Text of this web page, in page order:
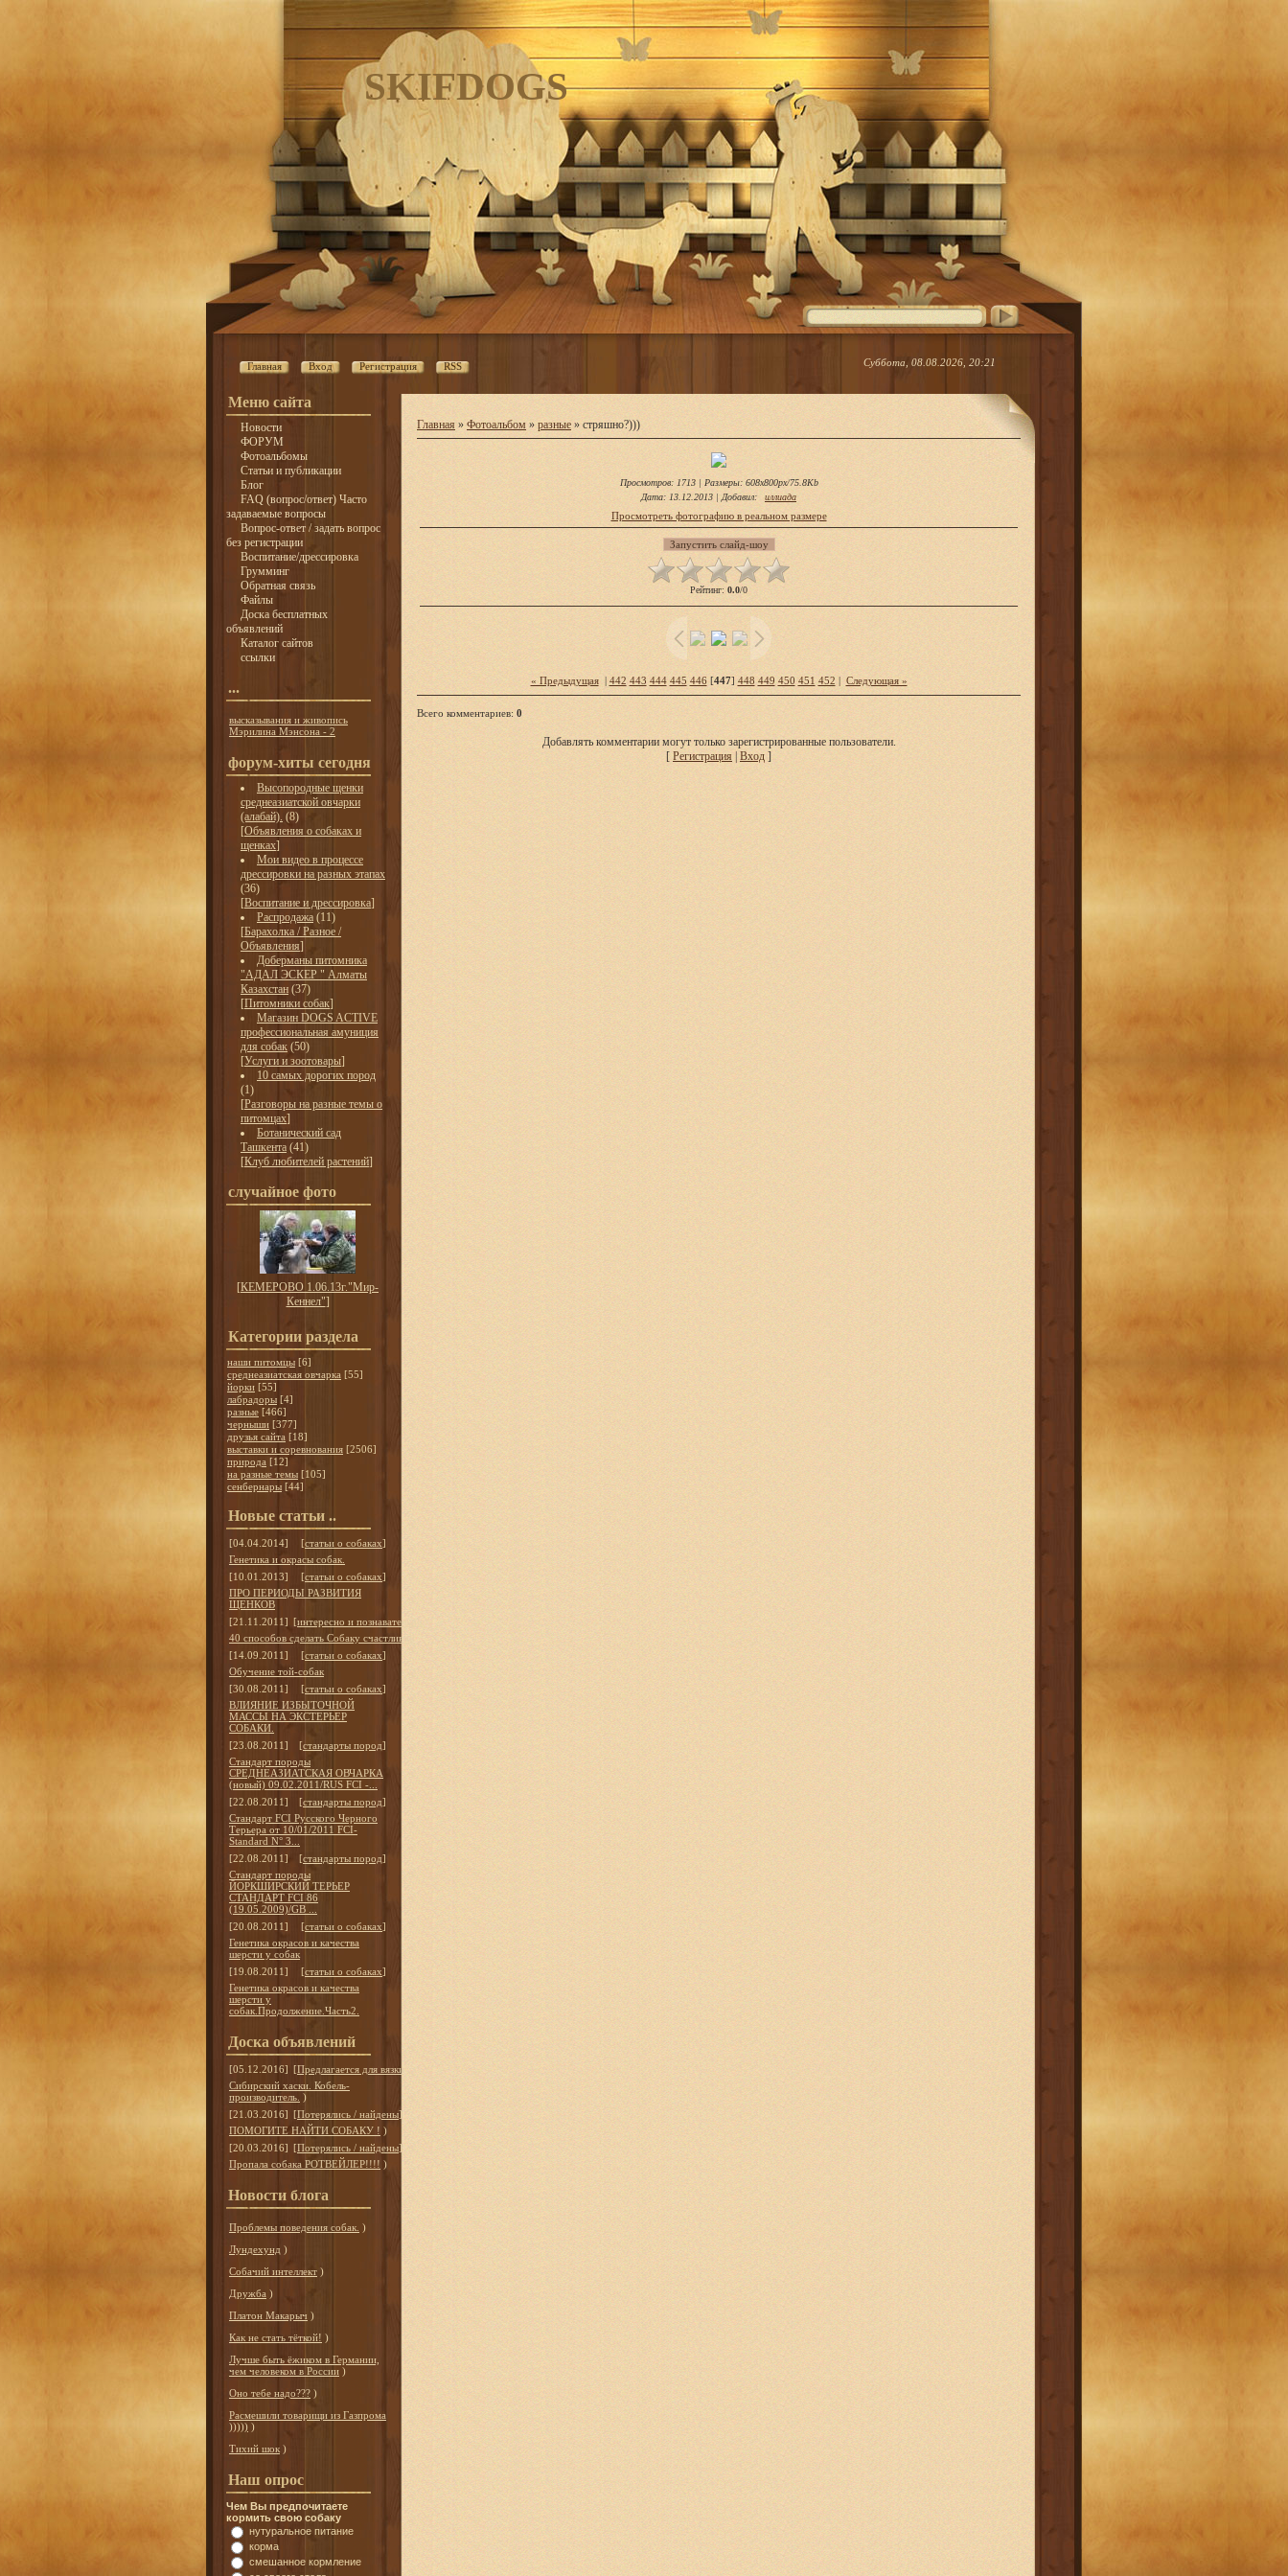
SKIFDOGS
Главная Вход Регистрация RSS Суббота, 08.08.2026, 20:21
Меню сайта
Новости
ФОРУМ
Фотоальбомы
Статьи и публикации
Блог
FAQ (вопрос/ответ) Часто
задаваемые вопросы
Вопрос-ответ / задать вопрос
без регистрации
Воспитание/дрессировка
Грумминг
Обратная связь
Файлы
Доска бесплатных
объявлений
Каталог сайтов
ссылки
...
высказывания и живопись
Мэрилина Мэнсона - 2
форум-хиты сегодня
Высопородные щенки
среднеазиатской овчарки
(алабай). (8)
[Объявления о собаках и
щенках]
Мои видео в процессе
дрессировки на разных этапах
(36)
[Воспитание и дрессировка]
Распродажа (11)
[Барахолка / Разное /
Объявления]
Доберманы питомника
"АДАЛ ЭСКЕР " Алматы
Казахстан (37)
[Питомники собак]
Магазин DOGS ACTIVE
профессиональная амуниция
для собак (50)
[Услуги и зоотовары]
10 самых дорогих пород
(1)
[Разговоры на разные темы о
питомцах]
Ботанический сад
Ташкента (41)
[Клуб любителей растений]
случайное фото
[КЕМЕРОВО 1.06.13г."Мир-
Кеннел"]
Категории раздела
наши питомцы [6]
среднеазиатская овчарка [55]
йорки [55]
лабрадоры [4]
разные [466]
черныши [377]
друзья сайта [18]
выставки и соревнования [2506]
природа [12]
на разные темы [105]
сенбернары [44]
Новые статьи ..
[04.04.2014] [статьи о собаках]
Генетика и окрасы собак.
[10.01.2013]
[статьи о собаках]
ПРО ПЕРИОДЫ РАЗВИТИЯ
ЩЕНКОВ
[21.11.2011] [интересно и познавательно
40 способов сделать Собаку счастливой
[14.09.2011]
[статьи о собаках]
Обучение той-собак
[30.08.2011]
[статьи о собаках]
ВЛИЯНИЕ ИЗБЫТОЧНОЙ
МАССЫ НА ЭКСТЕРЬЕР
СОБАКИ.
[23.08.2011]
[стандарты пород]
Стандарт породы
СРЕДНЕАЗИАТСКАЯ ОВЧАРКА
(новый) 09.02.2011/RUS FCI -...
[22.08.2011]
[стандарты пород]
Стандарт FCI Русского Черного
Терьера от 10/01/2011 FCI-
Standard N° 3...
[22.08.2011]
[стандарты пород]
Стандарт породы
ЙОРКШИРСКИЙ ТЕРЬЕР
СТАНДАРТ FCI 86
(19.05.2009)/GB ...
[20.08.2011]
[статьи о собаках]
Генетика окрасов и качества
шерсти у собак
[19.08.2011]
[статьи о собаках]
Генетика окрасов и качества
шерсти у
собак.Продолжение.Часть2.
Доска объявлений
[05.12.2016] [Предлагается для вязки
Сибирский хаски. Кобель-
производитель. )
[21.03.2016] [Потерялись / найдены]
ПОМОГИТЕ НАЙТИ СОБАКУ ! )
[20.03.2016] [Потерялись / найдены]
Пропала собака РОТВЕЙЛЕР!!!! )
Новости блога
Проблемы поведения собак. )
Лундехунд )
Собачий интеллект )
Дружба )
Платон Макарыч )
Как не стать тёткой! )
Лучше быть ёжиком в Германии,
чем человеком в России )
Оно тебе надо??? )
Расмешили товарищи из Газпрома
))))) )
Тихий шок )
Наш опрос
Чем Вы предпочитаете
кормить свою собаку
нутуральное питание
корма
смешанное кормление
Главная » Фотоальбом » разные » стряшно?)))
Просмотров: 1713 | Размеры: 608x800px/75.8Kb
Дата: 13.12.2013 | Добавил: иллиада
Просмотреть фотографию в реальном размере
Рейтинг: 0.0/0
« Предыдущая| 442 443 444 445 446[447] 448 449 450 451 452 | Следующая »
Всего комментариев: 0
Добавлять комментарии могут только зарегистрированные пользователи.
[ Регистрация Вход ]